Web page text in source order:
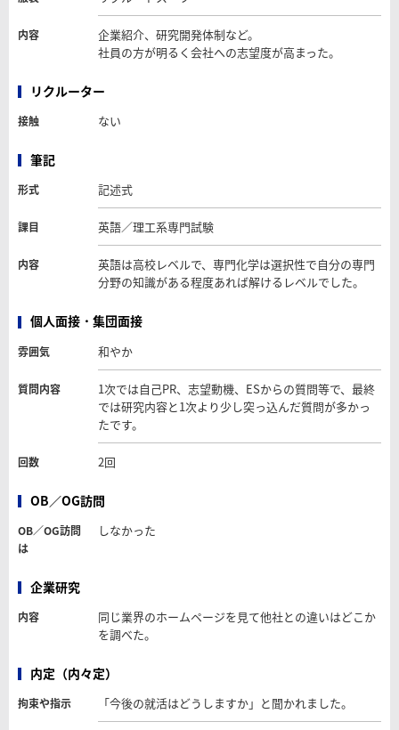
内容
企業紹介、研究開発体制など。
社員の方が明るく会社への志望度が高まった。
リクルーター
接触 ない
筆記
形式 記述式
課目 英語／理工系専門試験
内容
英語は高校レベルで、専門化学は選択性で自分の専門
分野の知識がある程度あれば解けるレベルでした。
個人面接・集団面接
雰囲気 和やか
質問内容
1次では自己PR、志望動機、ESからの質問等で、最終
では研究内容と1次より少し突っ込んだ質問が多かっ
たです。
回数 2回
OB／OG訪問
OB／OG訪問
は
しなかった
企業研究
内容
同じ業界のホームページを見て他社との違いはどこか
を調べた。
内定（内々定）
拘束や指示 「今後の就活はどうしますか」と聞かれました。